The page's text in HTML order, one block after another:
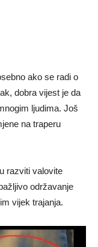
ako se radi o
dobra vijest je da
ljudima. Još
na traperu
razviti valovite
održavanje
vijek trajanja.